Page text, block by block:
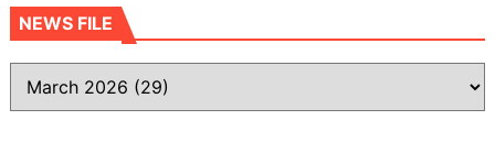
NEWS FILE